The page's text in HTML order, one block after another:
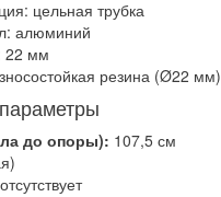
цельная трубка
алюминий
22 мм
резина (Ø22 мм)
до опоры): 107,5 см
отсутствует